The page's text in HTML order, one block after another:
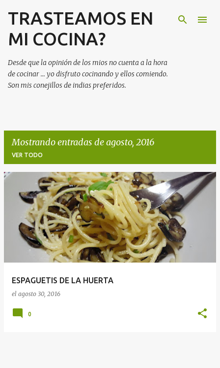
Ir al contenido principal
TRASTEAMOS EN
MI COCINA?
Desde que la opinión de los mios no cuenta a la hora
de cocinar ... yo disfruto cocinando y ellos comiendo.
Son mis conejillos de indias preferidos.
Mostrando entradas de agosto, 2016
VER TODO
ESPAGUETIS DE LA HUERTA
el agosto 30, 2016
0